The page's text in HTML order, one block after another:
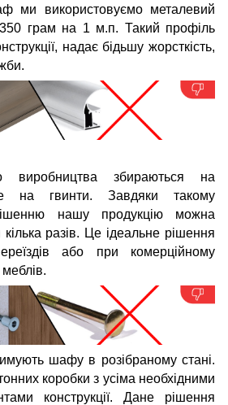
ми використовуємо металевий
350 грам на 1 м.п. Такий профіль
надає бідьшу жорсткість,
збираються на
на гвинти. Завдяки такому
нашу продукцію можна
разів. Це ідеальне рішення
або при комерційному
шафу в розібраному стані.
коробки з усіма необхідними
конструкції. Дане рішення